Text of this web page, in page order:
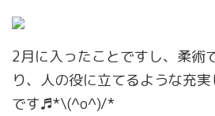
2月に入ったことですし、柔術
り、人の役に立てるような充
です♬*\(^o^)/*